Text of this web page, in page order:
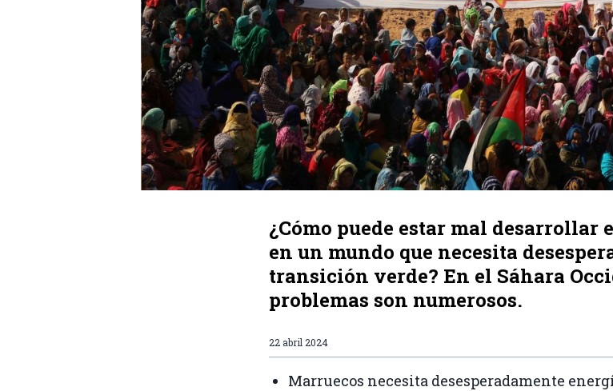
¿Cómo puede estar mal desarrollar
en un mundo que necesita
transición verde? En el Sáhara
problemas son numerosos.
22 abril 2024
Marruecos necesita desesperadamente